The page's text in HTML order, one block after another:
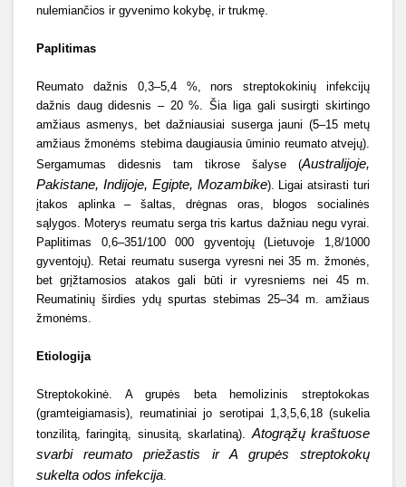
nulemiančios ir gyvenimo kokybę, ir trukmę.
Paplitimas
Reumato dažnis 0,3–5,4 %, nors streptokokinių infekcijų
dažnis daug didesnis – 20 %. Šia liga gali susirgti skirtingo
amžiaus asmenys, bet dažniausiai suserga jauni (5–15 metų
amžiaus žmonėms stebima daugiausia ūminio reumato atvejų).
Sergamumas didesnis tam tikrose šalyse (Australijoje,
Pakistane, Indijoje, Egipte, Mozambike). Ligai atsirasti turi
įtakos aplinka – šaltas, drėgnas oras, blogos socialinės
sąlygos. Moterys reumatu serga tris kartus dažniau negu vyrai.
Paplitimas 0,6–351/100 000 gyventojų (Lietuvoje 1,8/1000
gyventojų). Retai reumatu suserga vyresni nei 35 m. žmonės,
bet grįžtamosios atakos gali būti ir vyresniems nei 45 m.
Reumatinių širdies ydų spurtas stebimas 25–34 m. amžiaus
žmonėms.
Etiologija
Streptokokinė. A grupės beta hemolizinis streptokokas
(gramteigiamasis), reumatiniai jo serotipai 1,3,5,6,18 (sukelia
tonzilitą, faringitą, sinusitą, skarlatiną).Atogrąžų kraštuose
svarbi reumato priežastis ir A grupės streptokokų
sukelta odos infekcija.